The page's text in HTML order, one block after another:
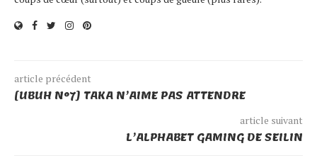
article précédent
[UBUH N°7] TAKA N’AIME PAS ATTENDRE
article suivant
L’ALPHABET GAMING DE SEILIN